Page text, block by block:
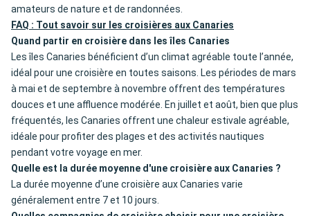
amateurs de nature et de randonnées.
FAQ : Tout savoir sur les croisières aux Canaries
Quand partir en croisière dans les îles Canaries
Les îles Canaries bénéficient d’un climat agréable toute l’année,
idéal pour une croisière en toutes saisons. Les périodes de mars
à mai et de septembre à novembre offrent des températures
douces et une affluence modérée. En juillet et août, bien que plus
fréquentés, les Canaries offrent une chaleur estivale agréable,
idéale pour profiter des plages et des activités nautiques
pendant votre voyage en mer.
Quelle est la durée moyenne d'une croisière aux Canaries ?
La durée moyenne d’une croisière aux Canaries varie
généralement entre 7 et 10 jours.